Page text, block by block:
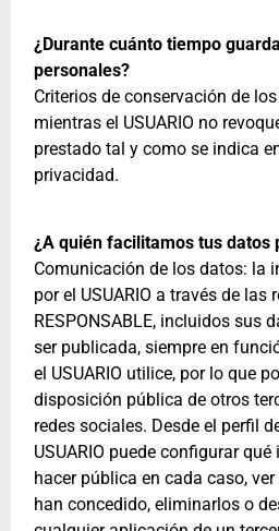
¿Durante cuánto tiempo
personales?
Criterios de conservación de
mientras el USUARIO no
prestado tal y como se indica
privacidad.
¿A quién facilitamos tus datos
Comunicación de los datos: la
por el USUARIO a través de las
RESPONSABLE, incluidos sus
ser publicada, siempre en
el USUARIO utilice, por lo que
disposición pública de otros
redes sociales. Desde el perfil
USUARIO puede configurar
hacer pública en cada caso,
han concedido, eliminarlos o